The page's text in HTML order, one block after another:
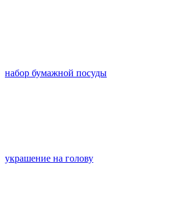
набор бумажной посуды
украшение на голову